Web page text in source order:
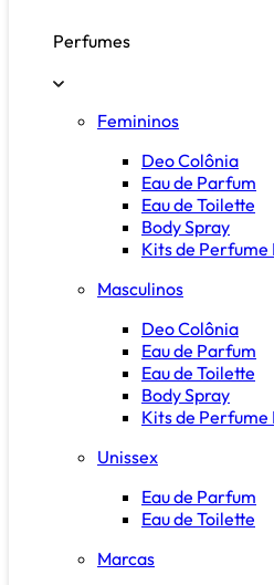
Perfumes
Femininos
Deo Colônia
Eau de Parfum
Eau de Toilette
Body Spray
Kits de Perfume
Masculinos
Deo Colônia
Eau de Parfum
Eau de Toilette
Body Spray
Kits de Perfume
Unissex
Eau de Parfum
Eau de Toilette
Marcas